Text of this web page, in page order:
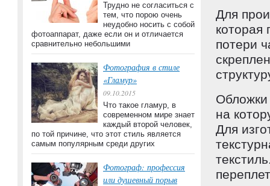
Для
которая
потери
на
Для
Трудно не согласиться с
тем, что порою очень
неудобно носить с собой
фотоаппарат, даже если он и отличается
сравнительно небольшими
Фотография в стиле
«Гламур»
09.10.2015
Что такое гламур, в
современном мире знает
каждый второй человек,
по той причине, что этот стиль является
самым популярным среди других
Фотограф: профессия
или душевный порыв